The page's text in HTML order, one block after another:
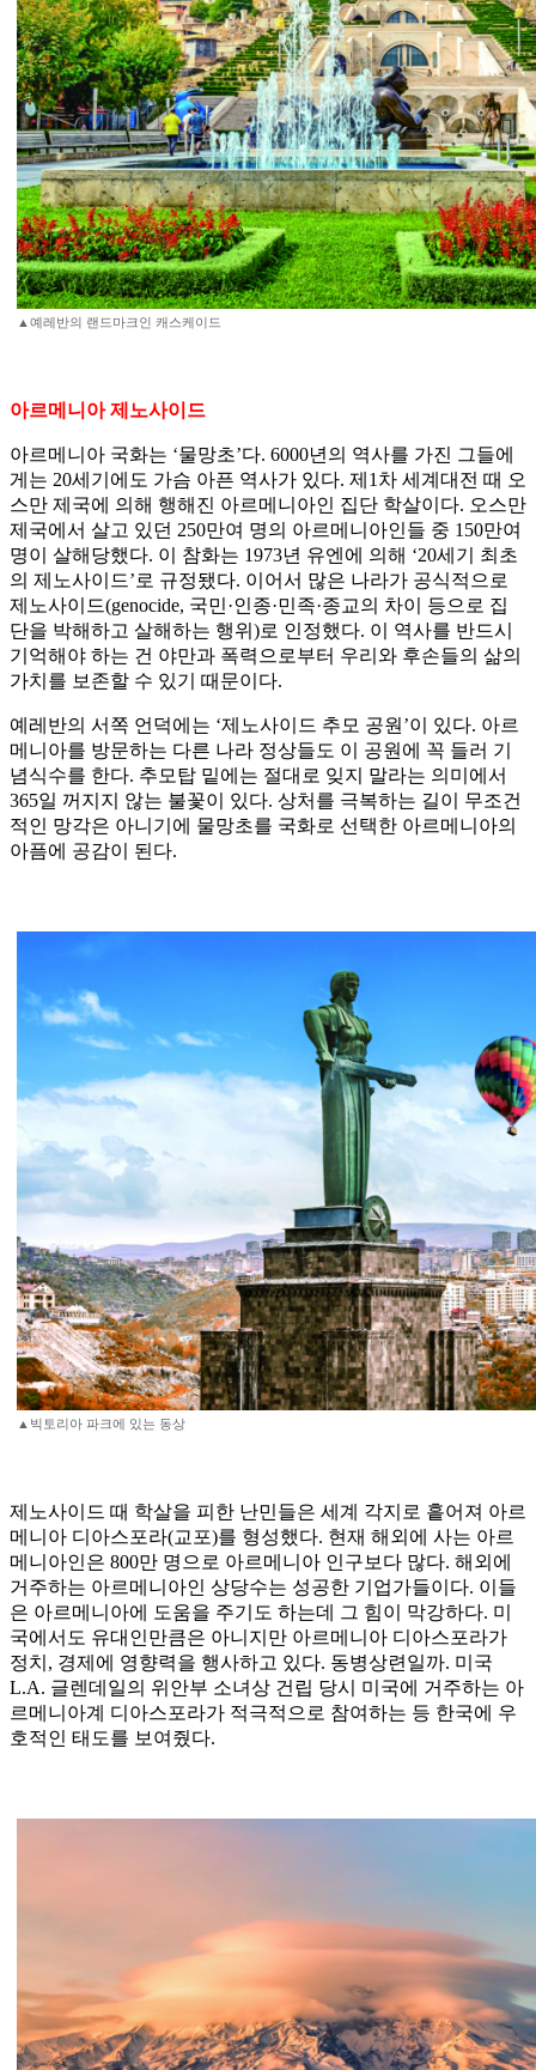
▲예레반의 랜드마크인 캐스케이드
아르메니아 제노사이드
아르메니아 국화는 ‘물망초’다. 6000년의 역사를 가진 그들에
게는 20세기에도 가슴 아픈 역사가 있다. 제1차 세계대전 때 오
스만 제국에 의해 행해진 아르메니아인 집단 학살이다. 오스만
제국에서 살고 있던 250만여 명의 아르메니아인들 중 150만여
명이 살해당했다. 이 참화는 1973년 유엔에 의해 ‘20세기 최초
의 제노사이드’로 규정됐다. 이어서 많은 나라가 공식적으로
제노사이드(genocide, 국민·인종·민족·종교의 차이 등으로 집
단을 박해하고 살해하는 행위)로 인정했다. 이 역사를 반드시
기억해야 하는 건 야만과 폭력으로부터 우리와 후손들의 삶의
가치를 보존할 수 있기 때문이다.
예레반의 서쪽 언덕에는 ‘제노사이드 추모 공원’이 있다. 아르
메니아를 방문하는 다른 나라 정상들도 이 공원에 꼭 들러 기
념식수를 한다. 추모탑 밑에는 절대로 잊지 말라는 의미에서
365일 꺼지지 않는 불꽃이 있다. 상처를 극복하는 길이 무조건
적인 망각은 아니기에 물망초를 국화로 선택한 아르메니아의
아픔에 공감이 된다.
▲빅토리아 파크에 있는 동상
제노사이드 때 학살을 피한 난민들은 세계 각지로 흩어져 아르
메니아 디아스포라(교포)를 형성했다. 현재 해외에 사는 아르
메니아인은 800만 명으로 아르메니아 인구보다 많다. 해외에
거주하는 아르메니아인 상당수는 성공한 기업가들이다. 이들
은 아르메니아에 도움을 주기도 하는데 그 힘이 막강하다. 미
국에서도 유대인만큼은 아니지만 아르메니아 디아스포라가
정치, 경제에 영향력을 행사하고 있다. 동병상련일까. 미국
L.A. 글렌데일의 위안부 소녀상 건립 당시 미국에 거주하는 아
르메니아계 디아스포라가 적극적으로 참여하는 등 한국에 우
호적인 태도를 보여줬다.